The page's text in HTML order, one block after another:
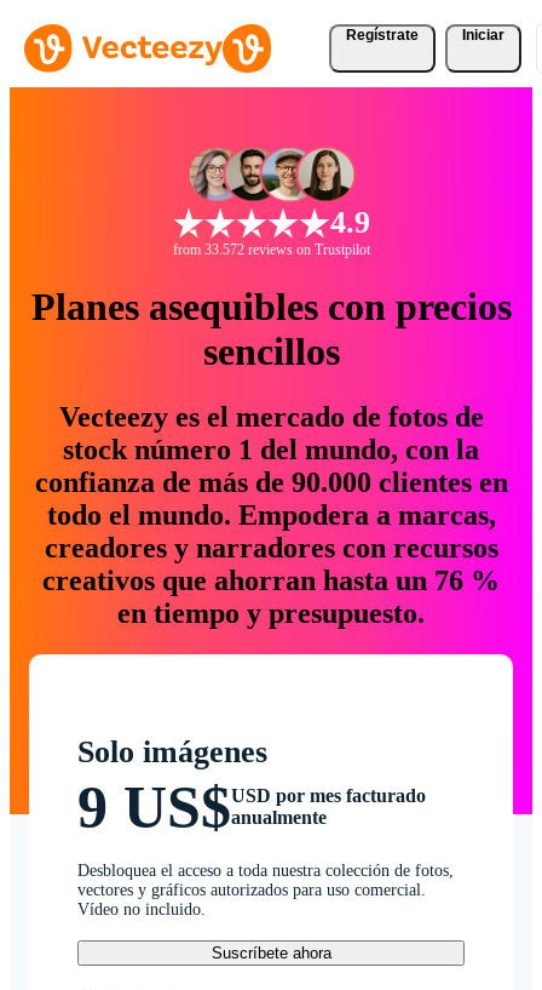
Regístrate Iniciar
4.9
from 33.572 reviews on Trustpilot
Planes asequibles con precios
sencillos
Vecteezy es el mercado de fotos de
stock número 1 del mundo, con la
confianza de más de 90.000 clientes en
todo el mundo. Empodera a marcas,
creadores y narradores con recursos
creativos que ahorran hasta un 76 %
en tiempo y presupuesto.
Solo imágenes
9 US$USD por mes facturado
anualmente
Desbloquea el acceso a toda nuestra colección de fotos,
vectores y gráficos autorizados para uso comercial.
Vídeo no incluido.
Suscríbete ahora